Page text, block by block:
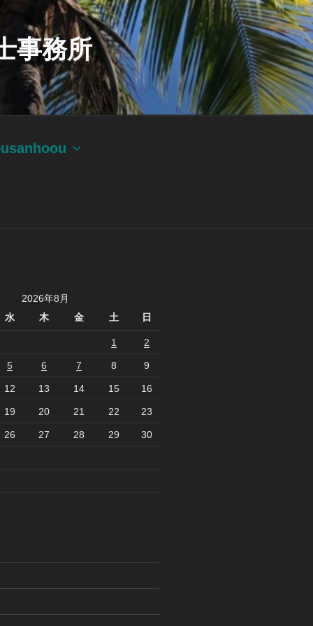
事務所
2026年8月
水
木 金 土 日
1 2
5 6 7 8 9
12 13 14 15 16
19 20 21 22 23
26 27 28 29 30